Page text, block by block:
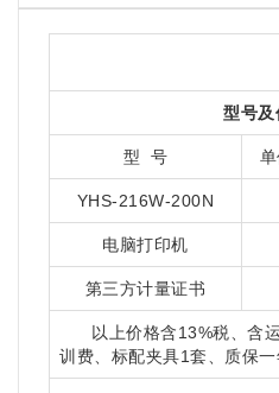
型号及
型 号
YHS-216W-200N
电脑打印机
第三方计量证书
以上价格含13%税、含运
训费、标配夹具1套、质保一